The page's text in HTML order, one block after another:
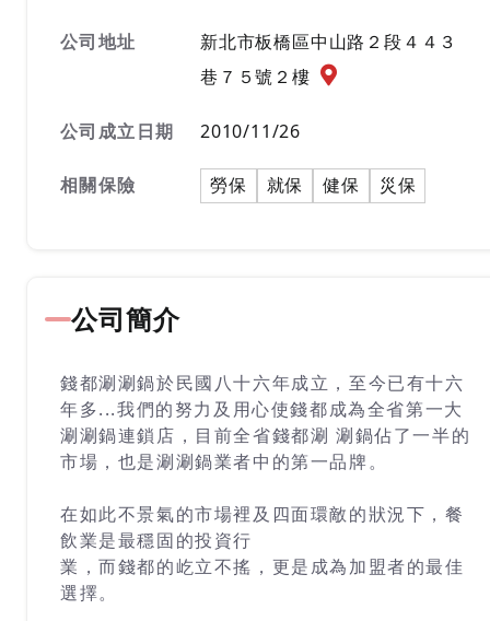
公司地址
新北市板橋區中山路２段４４３
巷７５號２樓 公司地址地圖『另開
公司成立日期 2010/11/26
相關保險 勞保 就保 健保 災保
公司簡介
錢都涮涮鍋於民國八十六年成立，至今已有十六
年多...我們的努力及用心使錢都成為全省第一大
涮涮鍋連鎖店，目前全省錢都涮 涮鍋佔了一半的
市場，也是涮涮鍋業者中的第一品牌。
在如此不景氣的市場裡及四面環敵的狀況下，餐
飲業是最穩固的投資行
業，而錢都的屹立不搖，更是成為加盟者的最佳
選擇。